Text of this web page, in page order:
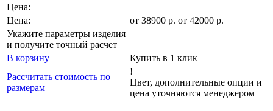
Цена:
Цена:
от 38900 р. от 42000 р.
Укажите параметры изделия
и получите точный расчет
В корзину
Купить в 1 клик
Рассчитать стоимость по
размерам
!
Цвет, дополнительные опции и
цена уточняются менеджером